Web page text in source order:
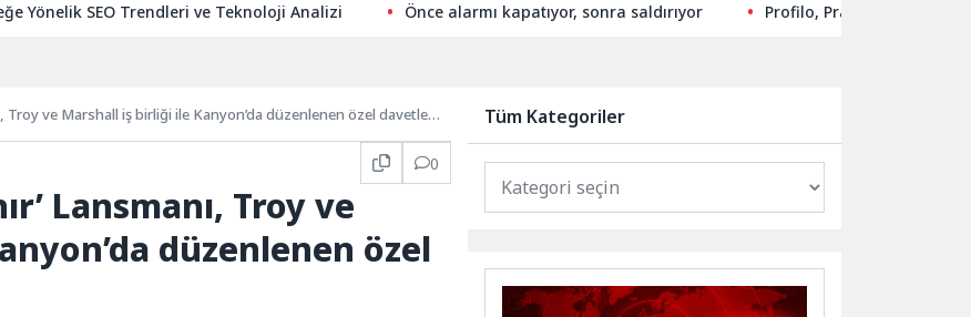
Yönelik SEO Trendleri ve Teknoloji Analizi Önce alarmı kapatıyor, sonra saldırıyor Profilo, Pratik Çözümleri
Troy ve Marshall iş birliği ile Kanyon’da düzenlenen özel davetle
0
Lansmanı, Troy ve
düzenlenen özel
Tüm Kategoriler